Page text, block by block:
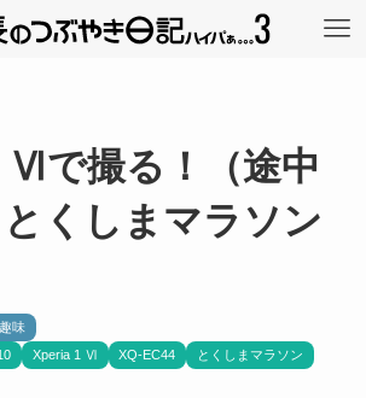
で撮る！（途中
くしまマラソン
味
Xperia 1 Ⅵ XQ-EC44
とくしまマラソン